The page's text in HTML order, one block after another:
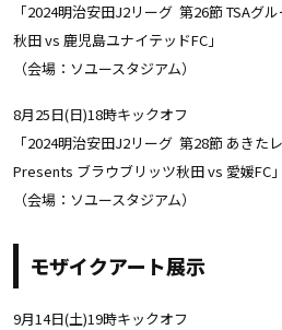
「2024明治安田J2リーグ 第26節 TSAグ
秋田 vs 鹿児島ユナイテッドFC 」
（会場：ソユースタジアム）
8月25日(日)18時キックオフ
「2024明治安田J2リーグ 第28節 あきた
Presents ブラウブリッツ秋田 vs 愛媛FC 」
（会場：ソユースタジアム）
モザイクアート展示
9月14日(土)19時キックオフ